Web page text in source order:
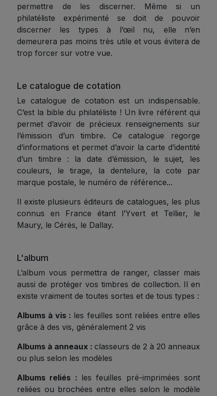
permettre de les discerner. Même si un
philatéliste expérimenté se doit de pouvoir
discerner les types à l’œil nu, elle n’en
demeurera pas moins très utile et vous évitera de
trop forcer sur votre vue.
Le catalogue de cotation
Le catalogue de cotation est un indispensable.
C’est la bible du philatéliste ! Un livre référent qui
permet d’avoir de précieux renseignements sur
l’émission d’un timbre. Ce catalogue regorge
d’informations et permet d’avoir la carte d’identité
d’un timbre : la date d’émission, le sujet, les
couleurs, le tirage, la dentelure, la cote par
marque postale, le numéro de référence...
Il existe plusieurs éditeurs de catalogues, les plus
connus en France étant l’Yvert et Tellier, le
Maury, le Cérès, le Dallay.
L'album
L’album vous permettra de ranger, classer mais
aussi de protéger vos timbres de collection. Il en
existe vraiment de toutes sortes et de tous types :
Albums à vis : les feuilles sont reliées entre elles
grâce à des vis, généralement 2 vis
Albums à anneaux : classeurs de 2 à 20 anneaux
ou plus selon les modèles
Albums reliés : les feuilles pré-imprimées sont
reliées ou brochées entre elles selon le modèle